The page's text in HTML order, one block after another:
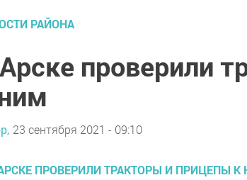
РАЙОНА
проверили
23 сентября 2021 - 09:10